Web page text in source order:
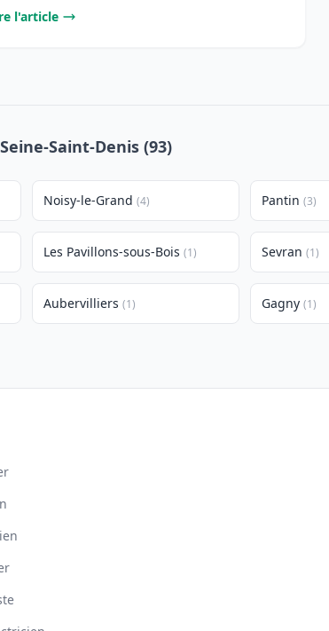
l'article
Saint-Denis (93)
Noisy-le-Grand (4) Pantin (3)
Les Pavillons-sous-Bois (1) Sevran (1)
Aubervilliers (1) Gagny (1)